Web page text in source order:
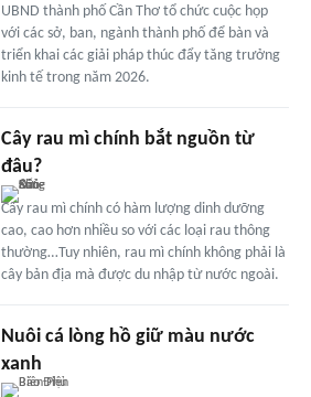
UBND thành phố Cần Thơ tổ chức cuộc họp
với các sở, ban, ngành thành phố để bàn và
triển khai các giải pháp thúc đẩy tăng trưởng
kinh tế trong năm 2026.
Cây rau mì chính bắt nguồn từ
đâu?
Cây rau mì chính có hàm lượng dinh dưỡng
cao, cao hơn nhiều so với các loại rau thông
thường…Tuy nhiên, rau mì chính không phải là
cây bản địa mà được du nhập từ nước ngoài.
Nuôi cá lòng hồ giữ màu nước
xanh